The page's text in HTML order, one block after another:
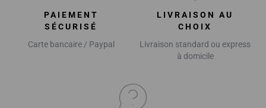
PAIEMENT
SÉCURISÉ
Carte bancaire / Paypal
LIVRAISON AU
CHOIX
Livraison standard ou express
à domicile